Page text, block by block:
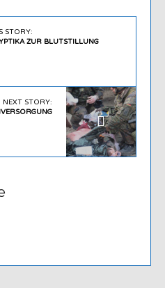
STORY:
ZUR BLUTSTILLUNG
NEXT STORY: